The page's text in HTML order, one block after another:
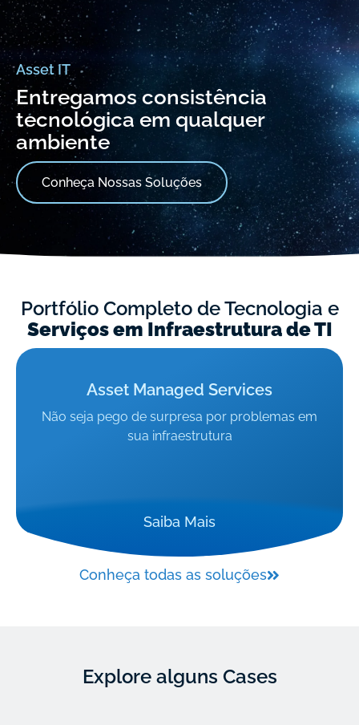
Asset IT
Entregamos consistência
tecnológica em qualquer
ambiente
Conheça Nossas Soluções
Portfólio Completo de Tecnologia e
Serviços em Infraestrutura de TI
Asset Managed Services
Não seja pego de surpresa por problemas em
sua infraestrutura
Saiba Mais
Conheça todas as soluções
Explore alguns Cases